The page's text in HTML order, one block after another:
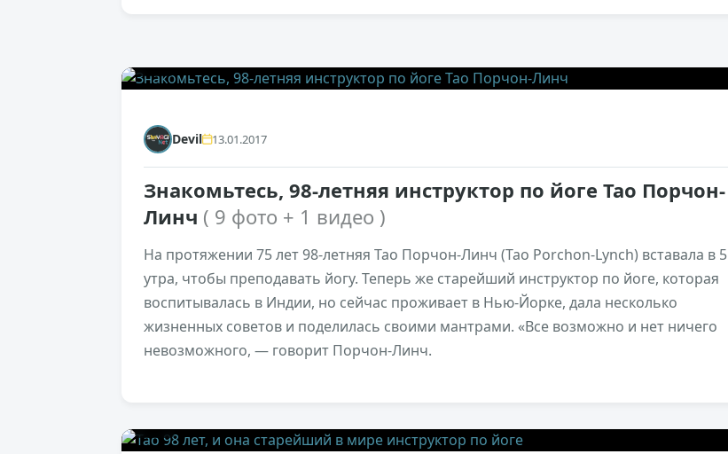
Devil 13.01.2017
Знакомьтесь, 98-летняя инструктор по йоге Тао Порчон-
Линч ( 9 фото + 1 видео )
На протяжении 75 лет 98-летняя Тао Порчон-Линч (Tao Porchon-Lynch) вставала в 5
утра, чтобы преподавать йогу. Теперь же старейший инструктор по йоге, которая
воспитывалась в Индии, но сейчас проживает в Нью-Йорке, дала несколько
жизненных советов и поделилась своими мантрами. «Все возможно и нет ничего
невозможного, — говорит Порчон-Линч.